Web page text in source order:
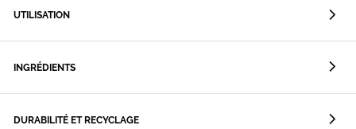
UTILISATION
INGRÉDIENTS
DURABILITÉ ET RECYCLAGE